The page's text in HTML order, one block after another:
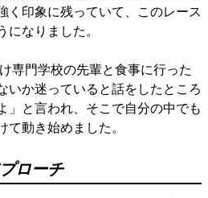
く印象に残っていて、このレース
になりました。
専門学校の先輩と食事に行った
いか迷っていると話をしたところ
」と言われ、そこで自分の中でも
て動き始めました。
ローチ